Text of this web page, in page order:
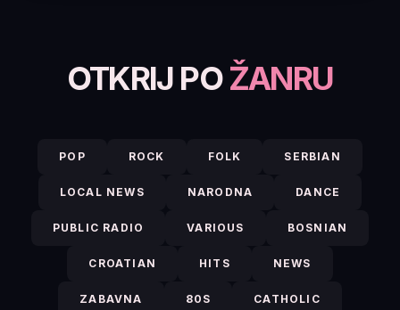
OTKRIJ POŽANRU
POP ROCK FOLK SERBIAN
LOCAL NEWS NARODNA DANCE
PUBLIC RADIO VARIOUS BOSNIAN
CROATIAN HITS NEWS
ZABAVNA 80S CATHOLIC